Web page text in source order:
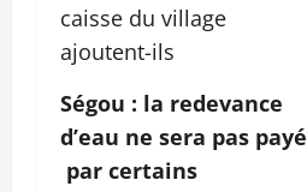
caisse du village
ajoutent-ils
Ségou : la redevance
d’eau ne sera pas payé
par certains